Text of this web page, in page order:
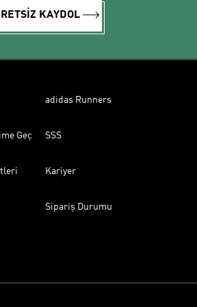
KAYDOL
adidas Runners
Geç SSS
Kariyer
Sipariş Durumu